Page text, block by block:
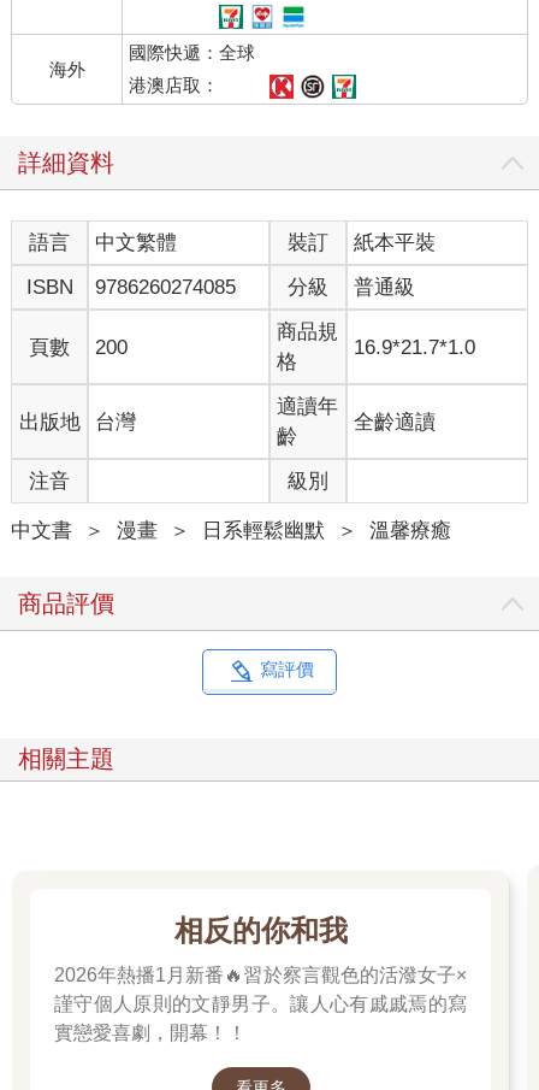
海外
國際快遞：全球
港澳店取：
詳細資料
語言 中文繁體 裝訂
紙本平裝
ISBN
9786260274085 分級 普通級
頁數 200
商品規
格
16.9*21.7*1.0
出版地 台灣
適讀年
齡
全齡適讀
注音 級別
中文書 ＞ 漫畫 ＞ 日系輕鬆幽默 ＞ 溫馨療癒
商品評價
寫評價
相關主題
相反的你和我
2026年熱播1月新番🔥習於察言觀色的活潑女子×
謹守個人原則的文靜男子。讓人心有戚戚焉的寫
實戀愛喜劇，開幕！！